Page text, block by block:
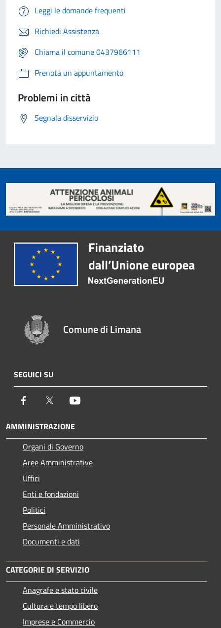
Leggi le domande frequenti
Richiedi Assistenza
Chiama il comune 0437966111
Prenota un appuntamento
Problemi in città
Segnala disservizio
Comune di Limana
SEGUICI SU
Facebook Twitter
AMMINISTRAZIONE
Organi di Governo
Aree Amministrative
Uffici
Enti e fondazioni
Politici
Personale Amministrativo
Documenti e dati
CATEGORIE DI SERVIZIO
Anagrafe e stato civile
Cultura e tempo libero
Imprese e Commercio